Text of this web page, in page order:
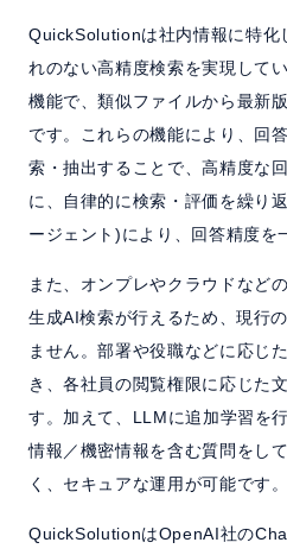
QuickSolutionは社内情報に特化
れのない高精度検索を実現して
機能で、類似ファイルから最新
です。これらの機能により、回
索・抽出することで、高精度な
に、自律的に検索・評価を繰り
ージェント)により、回答精度を
また、オンプレやクラウドなど
生成AI検索が行えるため、現行
ません。部署や役職などに応じ
き、各社員の閲覧権限に応じた
す。加えて、LLMに追加学習を
情報／機密情報を含む質問をし
く、セキュアな運用が可能です。
QuickSolutionはOpenAI社の